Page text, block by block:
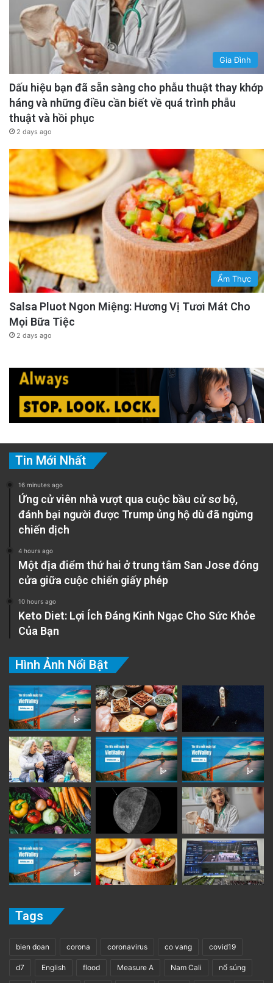
Gia Đình
Dấu hiệu bạn đã sẵn sàng cho phẫu thuật thay khớp
háng và những điều cần biết về quá trình phẫu
thuật và hồi phục
2 days ago
Ẩm Thực
Salsa Pluot Ngon Miệng: Hương Vị Tươi Mát Cho
Mọi Bữa Tiệc
2 days ago
Tin Mới Nhất
16 minutes ago
Ứng cử viên nhà vượt qua cuộc bầu cử sơ bộ,
đánh bại người được Trump ủng hộ dù đã ngừng
chiến dịch
4 hours ago
Một địa điểm thứ hai ở trung tâm San Jose đóng
cửa giữa cuộc chiến giấy phép
10 hours ago
Keto Diet: Lợi Ích Đáng Kinh Ngạc Cho Sức Khỏe
Của Bạn
Hình Ảnh Nổi Bật
Tags
bien doan corona coronavirus co vang covid19
d7 English flood Measure A Nam Cali nổ súng